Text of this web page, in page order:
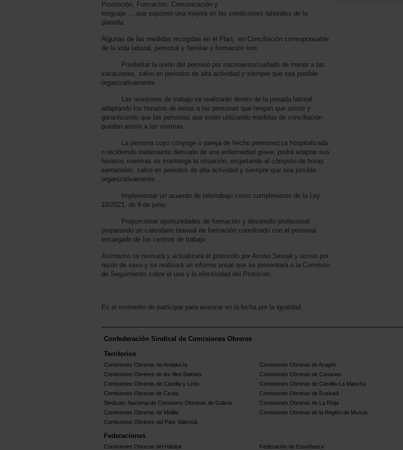
Promoción, Formación, Comunicación y
lenguaje … que suponen una mejora en las condiciones laborales de la
plantilla.
Algunas de las medidas recogidas en el Plan; en Conciliación corresponsable
de la vida laboral, personal y familiar y formación son:
· Posibilitar la unión del permiso por nacimiento/cuidado de menor a las
vacaciones, salvo en periodos de alta actividad y siempre que sea posible
organizativamente.
· Las reuniones de trabajo se realizarán dentro de la jornada laboral
adaptando los horarios de estas a las personas que tengan que asistir y
garantizando que las personas que estén utilizando medidas de conciliación
puedan asistir a las mismas.
· La persona cuyo cónyuge o pareja de hecho permanezca hospitalizada
o recibiendo tratamiento derivado de una enfermedad grave, podrá adaptar sus
horarios mientras se mantenga la situación, respetando el cómputo de horas
semanales, salvo en periodos de alta actividad y siempre que sea posible
organizativamente.
· Implementar un acuerdo de teletrabajo como cumplimiento de la Ley
10/2021, de 9 de junio.
· Proporcionar oportunidades de formación y desarrollo profesional
preparando un calendario bianual de formación coordinado con el personal
encargado de los centros de trabajo.
Asimismo se revisará y actualizará el protocolo por Acoso Sexual y acoso por
razón de sexo y se realizará un informe anual que se presentará a la Comisión
de Seguimiento sobre el uso y la efectividad del Protocolo.
Es el momento de participar para avanzar en la lucha por la igualdad.
Confederación Sindical de Comisiones Obreras
Territorios
Comisiones Obreras de Andalucía Comisiones Obreras de Aragón
Comissions Obreres de les Illes Balears
Comisiones Obreras de Canarias
Comisiones Obreras de Castilla y León
Comisiones Obreras de Castilla-La Mancha
Comisiones Obreras de Ceuta
Comisiones Obreras de Euskadi
Sindicato Nacional de Comisions Obreiras de Galicia
Comisiones Obreras de La Rioja
Comisiones Obreras de Melilla
Comisiones Obreras de la Región de Murcia
Comissions Obreres del Paìs Valenciá
Federaciones
Comisiones Obreras del Hábitat Federación de Enseñanza